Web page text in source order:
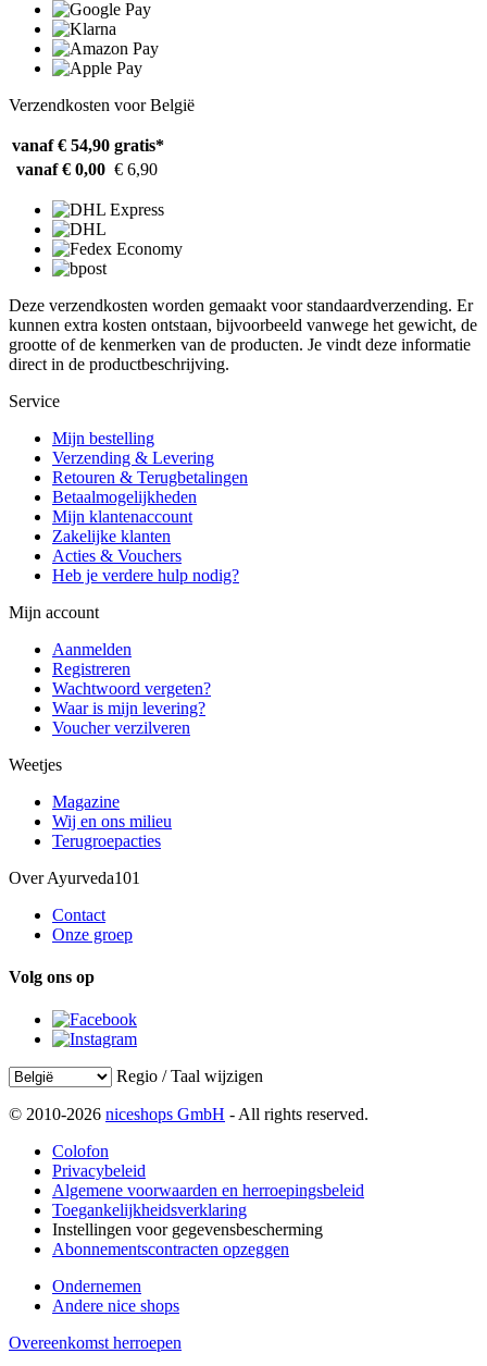
Verzendkosten voor België
vanaf € 54,90 gratis*
vanaf € 0,00 € 6,90
Deze verzendkosten worden gemaakt voor standaardverzending. Er
kunnen extra kosten ontstaan, bijvoorbeeld vanwege het gewicht, de
grootte of de kenmerken van de producten. Je vindt deze informatie
direct in de productbeschrijving.
Service
Mijn bestelling
Verzending & Levering
Retouren & Terugbetalingen
Betaalmogelijkheden
Mijn klantenaccount
Zakelijke klanten
Acties & Vouchers
Heb je verdere hulp nodig?
Mijn account
Aanmelden
Registreren
Wachtwoord vergeten?
Waar is mijn levering?
Voucher verzilveren
Weetjes
Magazine
Wij en ons milieu
Terugroepacties
Over Ayurveda101
Contact
Onze groep
Volg ons op
Regio / Taal wijzigen
© 2010-2026 niceshops GmbH - All rights reserved.
Colofon
Privacybeleid
Algemene voorwaarden en herroepingsbeleid
Toegankelijkheidsverklaring
Instellingen voor gegevensbescherming
Abonnementscontracten opzeggen
Ondernemen
Andere nice shops
Overeenkomst herroepen